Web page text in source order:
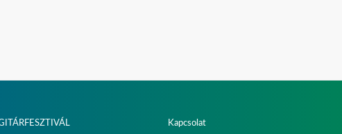
Kapcsolat